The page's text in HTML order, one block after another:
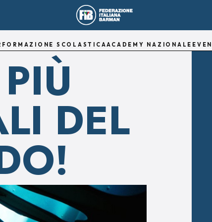
FORMAZIONE SCOLASTICAACADEMY NAZIONALE
DEL